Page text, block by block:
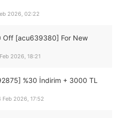
2026, 02:22
Off [acu639380] For New
2026, 18:21
%30 İndirim + 3000 TL
Feb 2026, 17:52